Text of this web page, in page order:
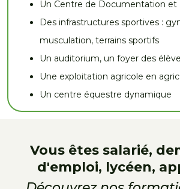
Un Centre de Documentation et
Des infrastructures sportives :
musculation, terrains sportifs
Un auditorium, un foyer des
Une exploitation agricole en
Un centre équestre dynamique
Vous êtes salarié,
d'emploi, lycéen,